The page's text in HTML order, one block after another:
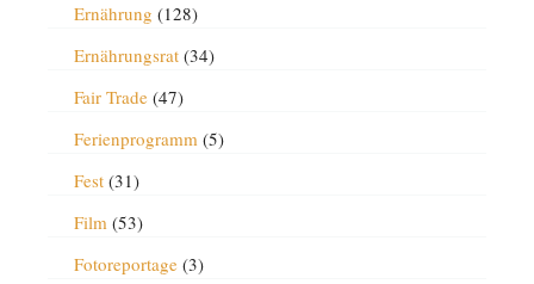
Ernährung (128)
Ernährungsrat(34)
Fair Trade(47)
Ferienprogramm(5)
Fest(31)
Film(53)
Fotoreportage(3)